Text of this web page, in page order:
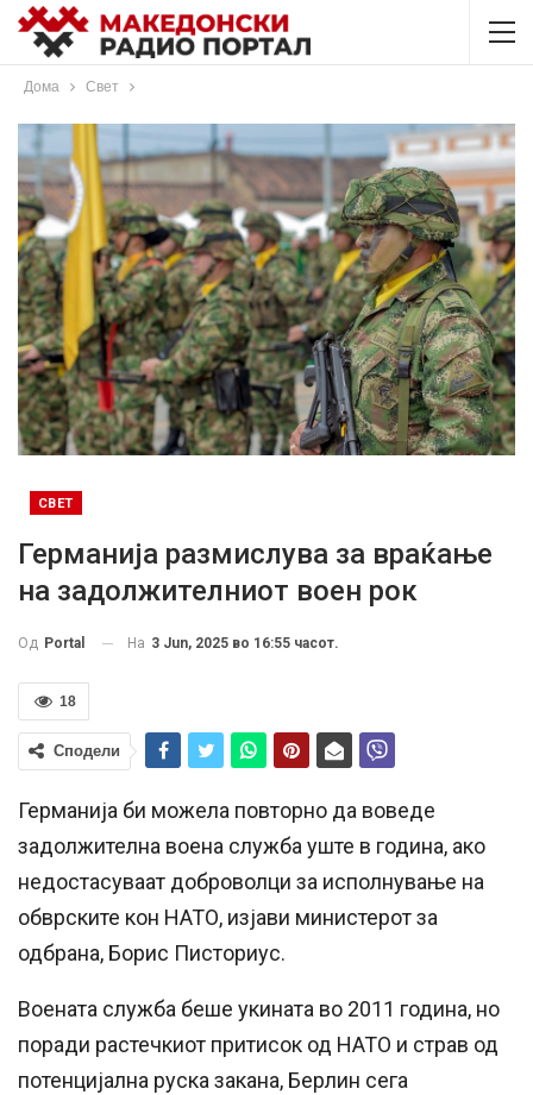
Дома Свет
СВЕТ
Германија размислува за враќање
на задолжителниот воен рок
Од Portal На 3 Jun, 2025 во 16:55 часот.
18
Сподели
Германија би можела повторно да воведе
задолжителна воена служба уште в година, ако
недостасуваат доброволци за исполнување на
обврските кон НАТО, изјави министерот за
одбрана, Борис Писториус.
Воената служба беше укината во 2011 година, но
поради растечкиот притисок од НАТО и страв од
потенцијална руска закана, Берлин сега